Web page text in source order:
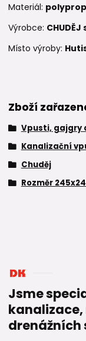
Materiál:
Výrobce: CHUDĚJ
Místo výroby:
Zboží
Vpusti, gajgry
Kanalizační
Chuděj
Rozměr
Jsme
drenážních